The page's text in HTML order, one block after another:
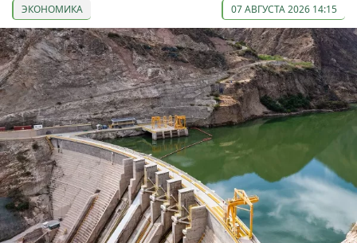
ЭКОНОМИКА 07 АВГУСТА 2026 14:15